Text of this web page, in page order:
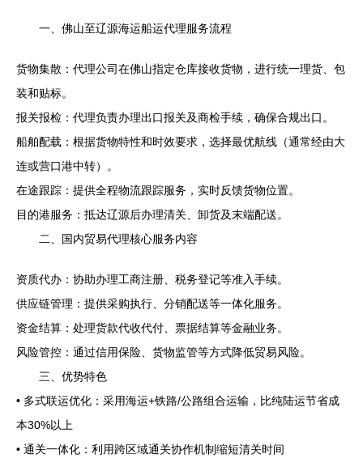
一、佛山至辽源海运船运代理服务流程
货物集散：代理公司在佛山指定仓库接收货物，进行统一理货、包
装和贴标。
报关报检：代理负责办理出口报关及商检手续，确保合规出口。
船舶配载：根据货物特性和时效要求，选择最优航线（通常经由大
连或营口港中转）。
在途跟踪：提供全程物流跟踪服务，实时反馈货物位置。
目的港服务：抵达辽源后办理清关、卸货及末端配送。
二、国内贸易代理核心服务内容
资质代办：协助办理工商注册、税务登记等准入手续。
供应链管理：提供采购执行、分销配送等一体化服务。
资金结算：处理货款代收代付、票据结算等金融业务。
风险管控：通过信用保险、货物监管等方式降低贸易风险。
三、优势特色
• 多式联运优化：采用海运+铁路/公路组合运输，比纯陆运节省成
本30%以上
• 通关一体化：利用跨区域通关协作机制缩短清关时间